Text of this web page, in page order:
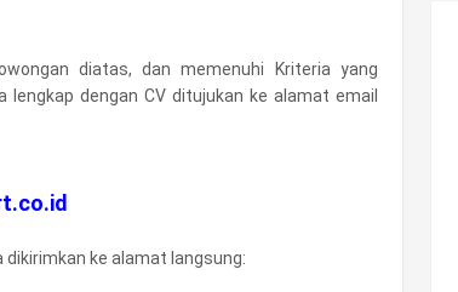
diatas, dan memenuhi Kriteria yang
dengan CV ditujukan ke alamat email
ke alamat langsung: